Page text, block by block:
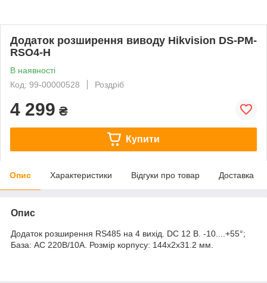
Додаток розширення виводу Hikvision DS-PM-
RSO4-H
В наявності
Код: 99-00000528
Роздріб
4 299 ₴
Купити
Опис Характеристики Відгуки про товар Доставка
Опис
Додаток розширення RS485 на 4 вихід. DC 12 В. -10....+55°;
База: AC 220В/10A. Розмір корпусу: 144x2x31.2 мм.